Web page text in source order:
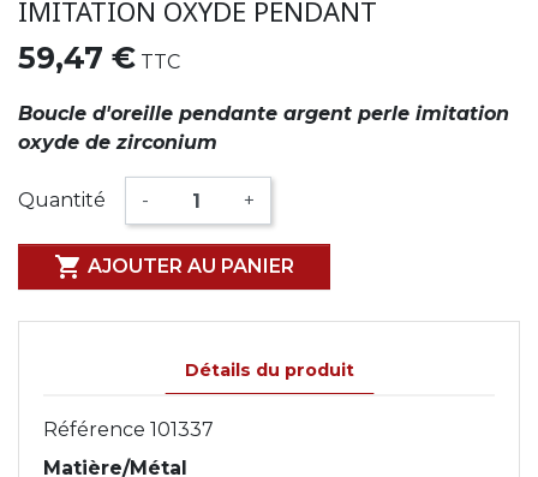
IMITATION OXYDE PENDANT
59,47 € TTC
Boucle d'oreille pendante argent perle imitation
oxyde de zirconium
Quantité - +
 AJOUTER AU PANIER
Détails du produit
Référence 101337
Matière/Métal